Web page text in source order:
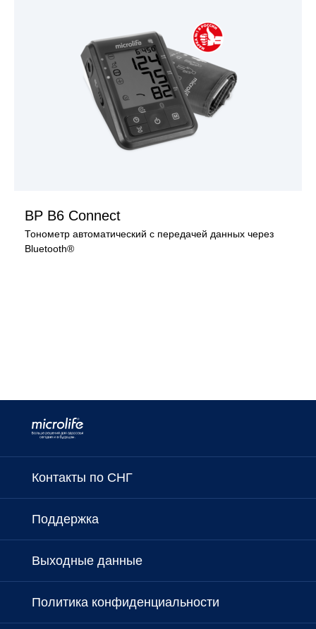
BP B6 Connect
Тонометр автоматический с передачей данных через
Bluetooth®
ПОСМОТРЕТЬ ИЗДЕЛИЕ
Контакты по СНГ
Поддержка
Выходные данные
Политика конфиденциальности